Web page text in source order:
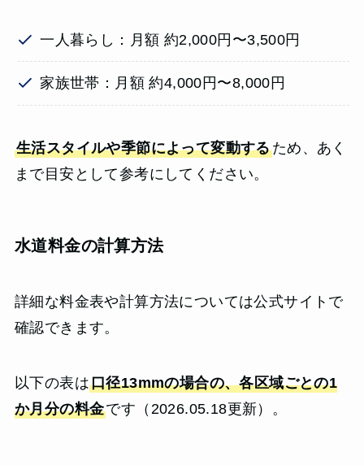
一人暮らし：月額 約2,000円〜3,500円
家族世帯：月額 約4,000円〜8,000円
生活スタイルや季節によって変動するため、あく
まで目安として参考にしてください。
水道料金の計算方法
詳細な料金表や計算方法については公式サイトで
確認できます。
以下の表は口径13mmの場合の、各区域ごとの1
か月分の料金です（2026.05.18更新）。